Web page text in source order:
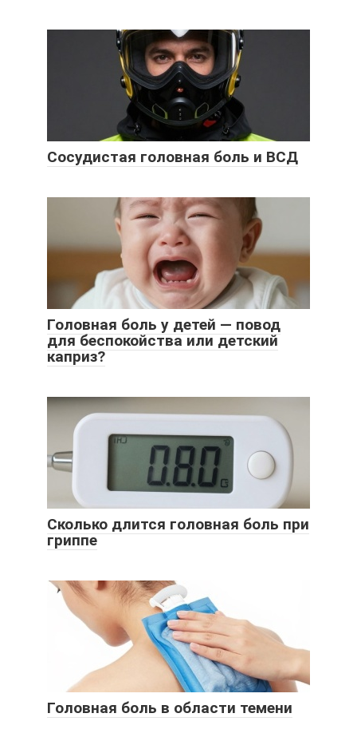
Сосудистая головная боль и ВСД
Головная боль у детей — повод
для беспокойства или детский
каприз?
Сколько длится головная боль при
гриппе
Головная боль в области темени